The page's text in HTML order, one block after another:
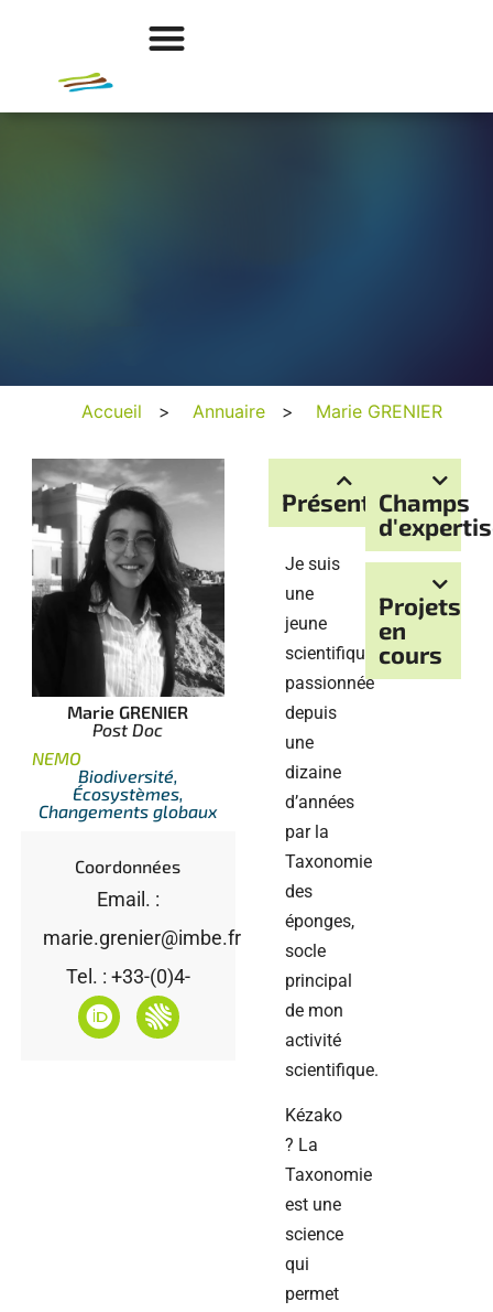
Accueil > Annuaire > Marie GRENIER
Marie GRENIER
Post Doc
NEMO
Biodiversité,
Écosystèmes,
Changements globaux
Coordonnées
Email. :
marie.grenier@imbe.fr
Tel. : +33-(0)4-
Présentation
Je suis
une
jeune
scientifique,
passionnée
depuis
une
dizaine
d’années
par la
Taxonomie
des
éponges,
socle
principal
de mon
activité
scientifique.
Kézako
? La
Taxonomie
est une
science
qui
permet
Champs
Projets
en
cours